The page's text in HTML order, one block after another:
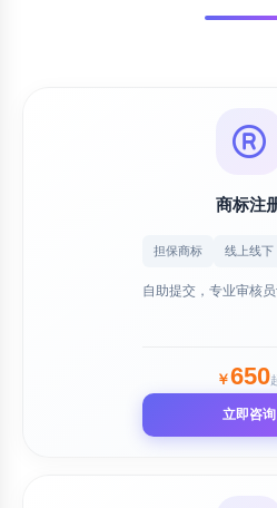
商标注
担保商标 线上线下
自助提交，专业审核
￥650
立即咨询